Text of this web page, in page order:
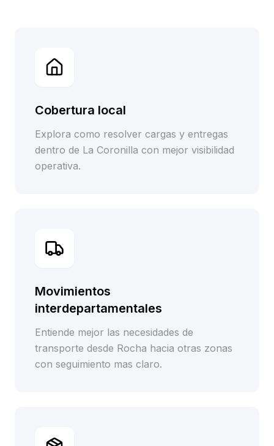
Cobertura local
Explora como resolver cargas y entregas
dentro de La Coronilla con mejor visibilidad
operativa.
Movimientos
interdepartamentales
Entiende mejor las necesidades de
transporte desde Rocha hacia otras zonas
con seguimiento mas claro.